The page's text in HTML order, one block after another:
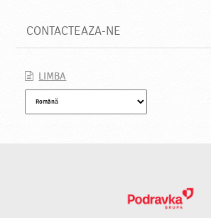
CONTACTEAZA-NE
LIMBA